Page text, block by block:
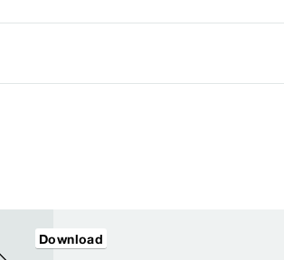
Download